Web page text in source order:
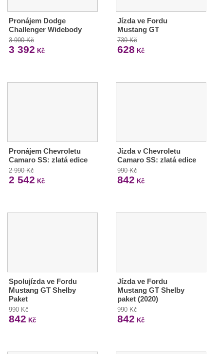
Pronájem Dodge
Challenger Widebody
3 990 Kč
3 392 Kč
Jízda ve Fordu
Mustang GT
739 Kč
628 Kč
Pronájem Chevroletu
Camaro SS: zlatá edice
2 990 Kč
2 542 Kč
Jízda v Chevroletu
Camaro SS: zlatá edice
990 Kč
842 Kč
Spolujízda ve Fordu
Mustang GT Shelby
Paket
990 Kč
842 Kč
Jízda ve Fordu
Mustang GT Shelby
paket (2020)
990 Kč
842 Kč